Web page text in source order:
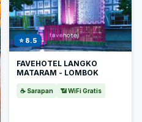
⭐ 8.5
FAVEHOTEL LANGKO
MATARAM - LOMBOK
☕ Sarapan 📶 WiFi Gratis